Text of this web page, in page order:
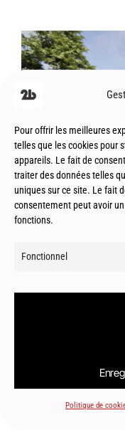
Pour offrir les meilleures
telles que les cookies pour
appareils. Le fait de
traiter des données telles
uniques sur ce site. Le fait
consentement peut avoir
fonctions.
Fonctionnel
Politique de
Saverdun
© 2026